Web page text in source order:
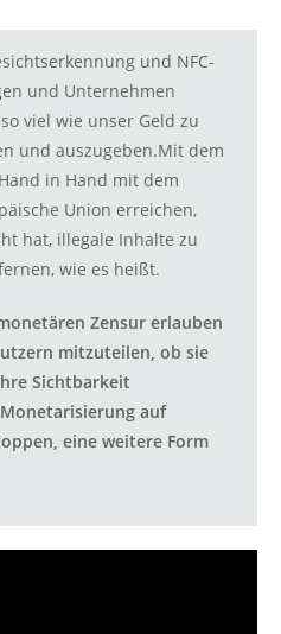
und NFC-
und Unternehmen
viel wie unser Geld zu
und auszugeben.Mit dem
in Hand mit dem
Union erreichen,
hat, illegale Inhalte zu
wie es heißt.
Zensur erlauben
mitzuteilen, ob sie
Sichtbarkeit
auf
eine weitere Form